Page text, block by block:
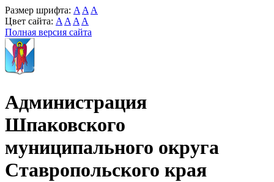
Размер шрифта: A A A
Цвет сайта: A A A A
Полная версия сайта
Администрация
Шпаковского
муниципального округа
Ставропольского края